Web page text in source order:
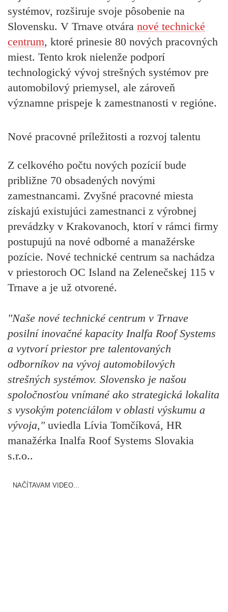
systémov, rozširuje svoje pôsobenie na
Slovensku. V Trnave otvára nové technické
centrum, ktoré prinesie 80 nových pracovných
miest. Tento krok nielenže podporí
technologický vývoj strešných systémov pre
automobilový priemysel, ale zároveň
významne prispeje k zamestnanosti v regióne.
Nové pracovné príležitosti a rozvoj talentu
Z celkového počtu nových pozícií bude
približne 70 obsadených novými
zamestnancami. Zvyšné pracovné miesta
získajú existujúci zamestnanci z výrobnej
prevádzky v Krakovanoch, ktorí v rámci firmy
postupujú na nové odborné a manažérske
pozície. Nové technické centrum sa nachádza
v priestoroch OC Island na Zelenečskej 115 v
Trnave a je už otvorené.
"Naše nové technické centrum v Trnave
posilní inovačné kapacity Inalfa Roof Systems
a vytvorí priestor pre talentovaných
odborníkov na vývoj automobilových
strešných systémov. Slovensko je našou
spoločnosťou vnímané ako strategická lokalita
s vysokým potenciálom v oblasti výskumu a
vývoja,"uviedla Lívia Tomčíková, HR
manažérka Inalfa Roof Systems Slovakia
s.r.o..
NAČÍTAVAM VIDEO...